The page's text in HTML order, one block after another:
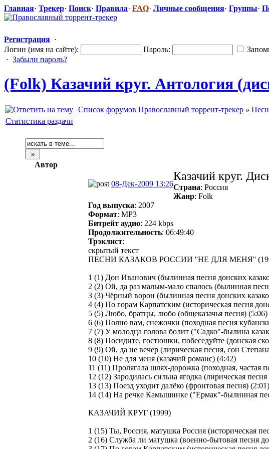
Главная· Трекер· Поиск· Правила· FAQ· Личные сообщения· Группы·
Регистрация ·
Логин (имя на сайте):
Пароль:
· Забыли пароль?
(Folk) Казачий круг. Антология
Список форумов Православный торрент-трекер »
Статистика раздачи
Автор
08-Дек-2009 13:26
Казачий круг.
Страна: Россия
Жанр: Folk
Год выпуска: 2007
Формат: MP3
Битрейт аудио: 224 kbps
Продолжительность: 06:49:40
Трэклист:
скрытый текст
ПЕСНИ КАЗАКОВ РОССИИ ''НЕ ДЛЯ МЕНЯ''
1 (1) Дон Иванович (былинная песня донских
2 (2) Ой, да раз малым-мало спалось (былинная
3 (3) Чёрный ворон (былинная песня донских
4 (4) По горам Карпатским (историческая песня
5 (5) Любо, братцы, любо (общеказачья песня) (5:06)
6 (6) Полно вам, снежочки (походная песня
7 (7) У молодца голова болит ("Садко"-былина
8 (8) Посидите, гостюшки, побеседуйте (донская
9 (9) Ой, да не вечер (лирическая песня, сон
10 (10) Не для меня (казачий романс) (4:42)
11 (11) Пролягала шлях-дорожка (походная, частая
12 (12) Зародилась сильна ягодка (лирическая
13 (13) Поезд уходит далёко (фронтовая песня) (2:01)
14 (14) На речке Камышинке ("Ермак"-былинная
КАЗАЧИЙ КРУГ (1999)
1 (15) Ты, Россия, матушка Россия (историческая
2 (16) Служба ли матушка (военно-бытовая песня